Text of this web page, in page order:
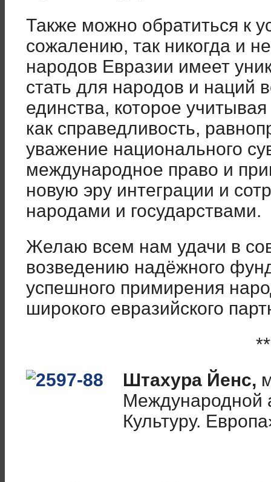
Также можно обратиться к
сожалению, так никогда и
народов Евразии имеет
стать для народов и наций
единства, которое
как справедливость,
уважение национального
международное право и
новую эру интеграции и
народами и государствами.
Желаю всем нам удачи в
возведению надёжного
успешного примирения
широкого евразийского
Штахура Йенс,
Международной
Культуру.